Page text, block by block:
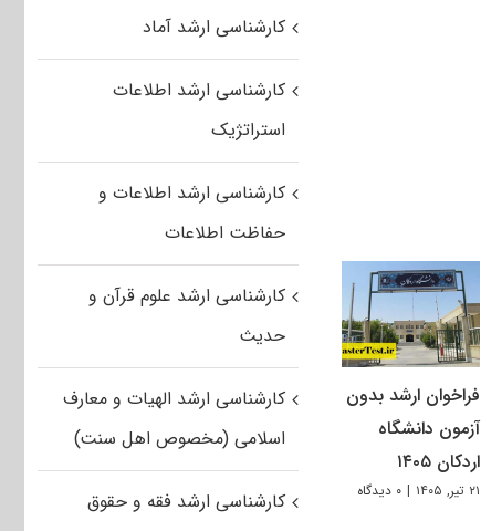
فراخوان ارشد بدون
آزمون دانشگاه
اردکان ۱۴۰۵
۲۱ تیر, ۱۴۰۵ | ۰ دیدگاه
کارشناسی ارشد آماد
کارشناسی ارشد اطلاعات
استراتژیک
کارشناسی ارشد اطلاعات و
حفاظت اطلاعات
کارشناسی ارشد علوم قرآن و
حدیث
کارشناسی ارشد الهیات و معارف
اسلامی (مخصوص اهل سنت)
کارشناسی ارشد فقه و حقوق